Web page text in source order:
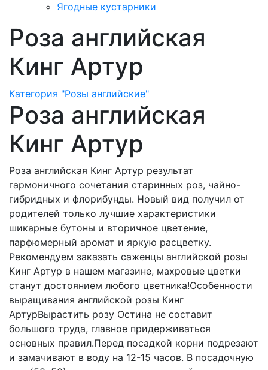
Ягодные кустарники
Роза английская
Кинг Артур
Категория "Розы английские"
Роза английская
Кинг Артур
Роза английская Кинг Артур результат
гармоничного сочетания старинных роз, чайно-
гибридных и флорибунды. Новый вид получил от
родителей только лучшие характеристики
шикарные бутоны и вторичное цветение,
парфюмерный аромат и яркую расцветку.
Рекомендуем заказать саженцы английской розы
Кинг Артур в нашем магазине, махровые цветки
станут достоянием любого цветника!Особенности
выращивания английской розы Кинг
АртурВырастить розу Остина не составит
большого труда, главное придерживаться
основных правил.Перед посадкой корни подрезают
и замачивают в воду на 12-15 часов. В посадочную